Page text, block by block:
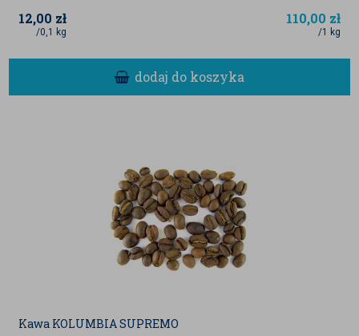
12,00 zł
/0,1 kg
110,00 zł
/1 kg
dodaj do koszyka
Kawa KOLUMBIA SUPREMO